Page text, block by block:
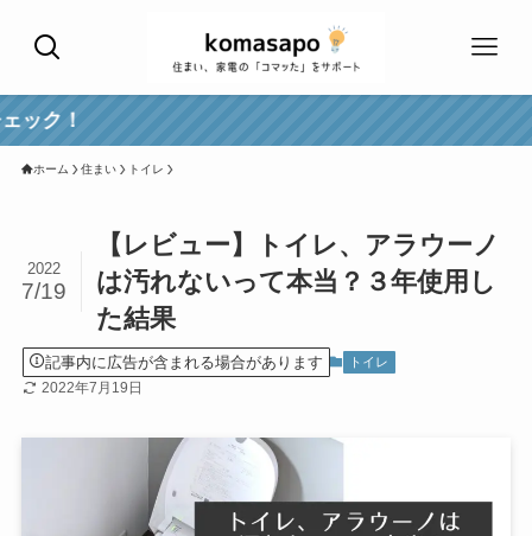
ホーム 住まい トイレ
【レビュー】トイレ、アラウーノ
は汚れないって本当？３年使用し
た結果
2022
7/19
記事内に広告が含まれる場合があります トイレ
2022年7月19日